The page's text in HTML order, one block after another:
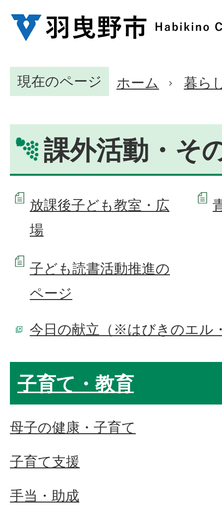
現在のページ ホーム 暮ら
課外活動・そ
放課後子ども教室・広
場
子ども読書活動推進の
ページ
今日の献立（※はびきのエル
子育て・教育
母子の健康・子育て
子育て支援
手当・助成